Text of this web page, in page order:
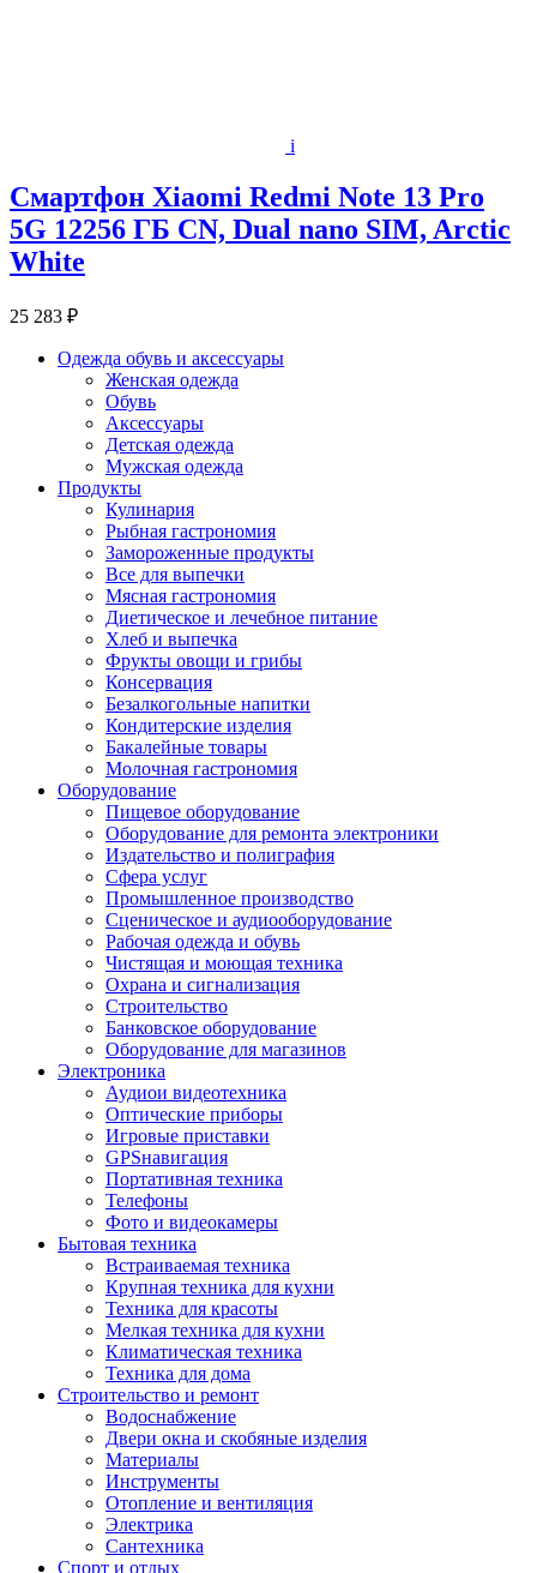
i
Смартфон Xiaomi Redmi Note 13 Pro
5G 12256 ГБ CN, Dual nano SIM, Arctic
White
25 283 ₽
Одежда обувь и аксессуары
Женская одежда
Обувь
Аксессуары
Детская одежда
Мужская одежда
Продукты
Кулинария
Рыбная гастрономия
Замороженные продукты
Все для выпечки
Мясная гастрономия
Диетическое и лечебное питание
Хлеб и выпечка
Фрукты овощи и грибы
Консервация
Безалкогольные напитки
Кондитерские изделия
Бакалейные товары
Молочная гастрономия
Оборудование
Пищевое оборудование
Оборудование для ремонта электроники
Издательство и полиграфия
Сфера услуг
Промышленное производство
Сценическое и аудиооборудование
Рабочая одежда и обувь
Чистящая и моющая техника
Охрана и сигнализация
Строительство
Банковское оборудование
Оборудование для магазинов
Электроника
Аудиои видеотехника
Оптические приборы
Игровые приставки
GPSнавигация
Портативная техника
Телефоны
Фото и видеокамеры
Бытовая техника
Встраиваемая техника
Крупная техника для кухни
Техника для красоты
Мелкая техника для кухни
Климатическая техника
Техника для дома
Строительство и ремонт
Водоснабжение
Двери окна и скобяные изделия
Материалы
Инструменты
Отопление и вентиляция
Электрика
Сантехника
Спорт и отдых